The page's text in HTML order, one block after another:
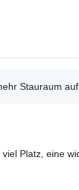
Stauraum
Platz, eine